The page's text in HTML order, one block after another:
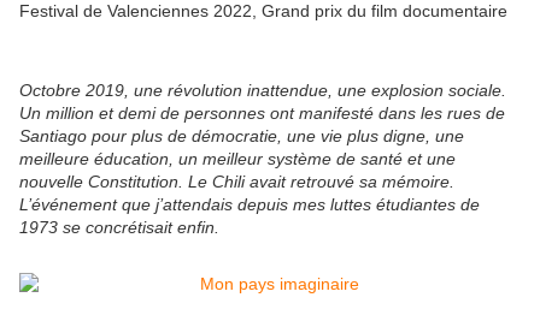
Festival de Valenciennes 2022, Grand prix du film documentaire
Octobre 2019, une révolution inattendue, une explosion sociale.
Un million et demi de personnes ont manifesté dans les rues de
Santiago pour plus de démocratie, une vie plus digne, une
meilleure éducation, un meilleur système de santé et une
nouvelle Constitution. Le Chili avait retrouvé sa mémoire.
L’événement que j’attendais depuis mes luttes étudiantes de
1973 se concrétisait enfin.